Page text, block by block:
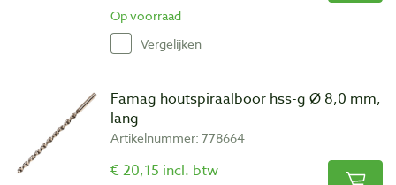
Op voorraad
Vergelijken
Famag houtspiraalboor hss-g Ø 8,0 mm,
lang
Artikelnummer: 778664
€ 20,15 incl. btw